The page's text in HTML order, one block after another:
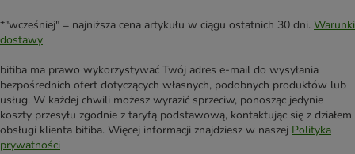
*"wcześniej" = najniższa cena artykułu w ciągu ostatnich 30 dni. Warunki
dostawy
bitiba ma prawo wykorzystywać Twój adres e-mail do wysyłania
bezpośrednich ofert dotyczących własnych, podobnych produktów lub
usług. W każdej chwili możesz wyrazić sprzeciw, ponosząc jedynie
koszty przesyłu zgodnie z taryfą podstawową, kontaktując się z działem
obsługi klienta bitiba. Więcej informacji znajdziesz w naszej Polityka
prywatności